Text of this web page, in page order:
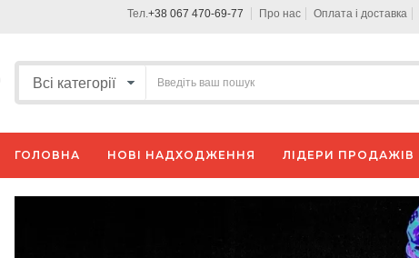
Тел.+38 067 470-69-77 Про нас Оплата і доставка
ГОЛОВНА НОВІ НАДХОДЖЕННЯ ЛІДЕРИ ПРОДАЖІВ